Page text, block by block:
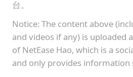
台。
Notice: The content above
and videos if any) is uploaded
of NetEase Hao, which is a
and only provides information